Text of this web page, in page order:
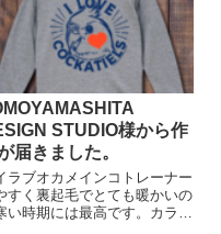
STUDIO様から作
届きました。
ラブオカメインコトレーナー
すく裏起毛でとても暖かいの
い時期には最高です。カラ